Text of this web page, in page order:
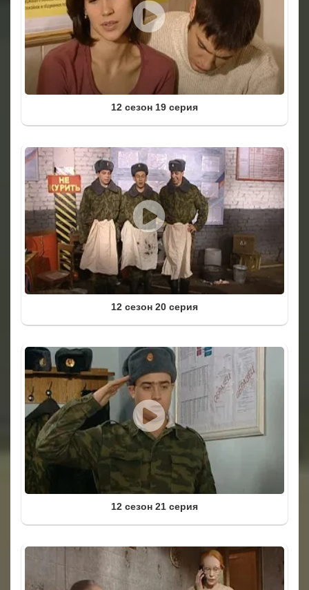
12 сезон 19 серия
12 сезон 20 серия
12 сезон 21 серия